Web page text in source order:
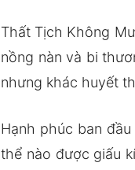
Thất Tịch Không
nồng nàn và bi
nhưng khác huyết
Hạnh phúc ban
thể nào được giấu